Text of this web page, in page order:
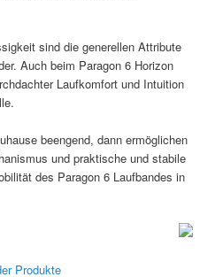
sind die generellen Attribute
Auch beim Paragon 6 Horizon
Laufkomfort und Intuition
beengend, dann ermöglichen
und praktische und stabile
des Paragon 6 Laufbandes in
Produkte